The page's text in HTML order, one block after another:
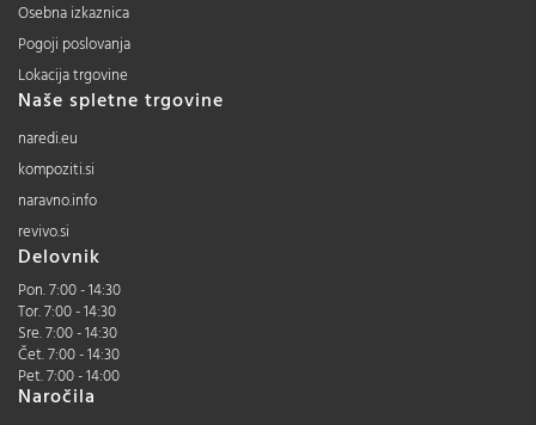
Osebna izkaznica
Pogoji poslovanja
Lokacija trgovine
Naše spletne trgovine
naredi.eu
kompoziti.si
naravno.info
revivo.si
Delovnik
Pon. 7:00 - 14:30
Tor. 7:00 - 14:30
Sre. 7:00 - 14:30
Čet. 7:00 - 14:30
Pet. 7:00 - 14:00
Naročila